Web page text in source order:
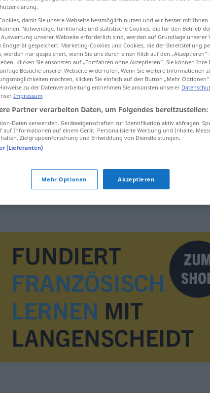
Demütigung
damit Sie unsere Webseite bestmöglich nutzen und wir besser mit Ihnen
Notwendige, funktionale und statistische Cookies, die für den Betrieb
unserer Webseite erforderlich sind, werden auf Grundlage unserer
Endgerät gespeichert. Marketing-Cookies und Cookies, die der Bereitstellung
werden nur gespeichert, wenn Sie uns durch einen Klick auf den
Klicken Sie ansonsten auf „Fortfahren ohne Akzeptieren“. Sie können
Besuche unserer Webseite widerrufen. Wenn Sie weitere Informationen
möchten, klicken Sie einfach auf den Button „Mehr
zu der Datenverarbeitung entnehmen Sie ansonsten unserer
Impressum.
Partner verarbeiten Daten, um Folgendes bereitzustellen:
Daten verwenden. Geräteeigenschaften zur Identifikation aktiv abfragen.
Informationen auf einem Gerät. Personalisierte Werbung und Inhalte,
Zielgruppenforschung und Entwicklung von Dienstleistungen.
(Lieferanten)
Mehr Optionen Akzeptieren